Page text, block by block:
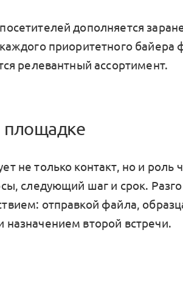
дополняется
приоритетного байера
релевантный ассортимент.
площадке
не только контакт, но и
следующий шаг и срок.
отправкой файла,
второй встречи.